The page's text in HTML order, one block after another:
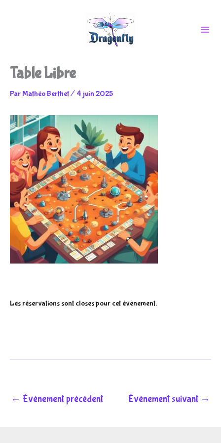
contenu
Table Libre
Par Mathéo Berthet/ 4 juin 2025
Les réservations sont closes pour cet évènement.
← Évènement précédent Évènement suivant →